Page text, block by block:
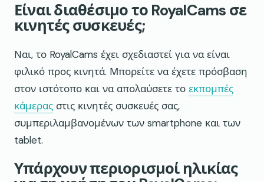
Είναι διαθέσιμο το RoyalCams σε
κινητές συσκευές;
Ναι, το RoyalCams έχει σχεδιαστεί για να είναι
φιλικό προς κινητά. Μπορείτε να έχετε πρόσβαση
στον ιστότοπο και να απολαύσετε το εκπομπές
κάμερας στις κινητές συσκευές σας,
συμπεριλαμβανομένων των smartphone και των
tablet.
Υπάρχουν περιορισμοί ηλικίας